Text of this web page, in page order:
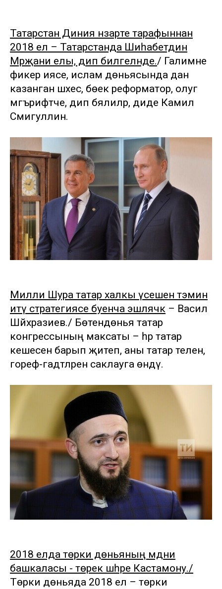
Татарстан Диния нәзарәте тарафыннан
2018 ел – Татарстанда Шиһабетдин
Мәрҗани елы, дип билгеләнде./ Галимне
фикер иясе, ислам дөньясында дан
казанган шәхес, бөек реформатор, олуг
мәгърифәтче, дип бәялиләр, диде Камил
Сәмигуллин.
Милли Шура татар халкы үсешен тәэмин
итү стратегиясе буенча эшләячәк – Васил
Шәйхразиев./ Бөтендөнья татар
конгрессының максаты – һәр татар
кешесенә барып җитеп, аны татар телен,
гореф-гадәтләрен саклауга өндәү.
2018 елда төрки дөньяның мәдәни
башкаласы - төрек шәһәре Кастамону./
Төрки дөньяда 2018 ел – төрки